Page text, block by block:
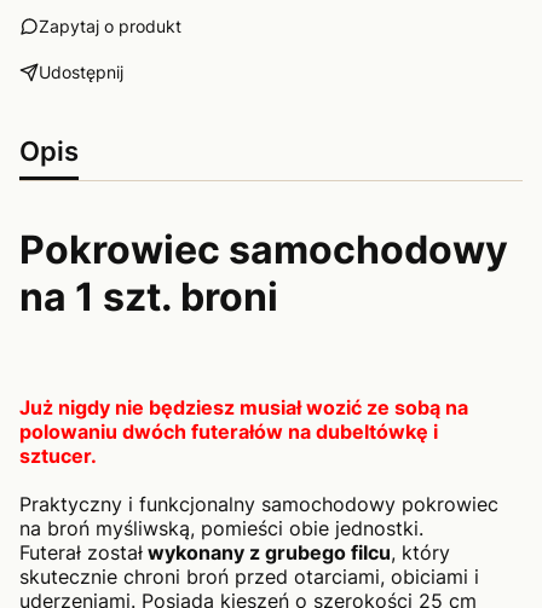
Zapytaj o produkt
Udostępnij
Opis
Pokrowiec samochodowy
na 1 szt. broni
Już nigdy nie będziesz musiał wozić ze sobą na
polowaniu dwóch futerałów na dubeltówkę i
sztucer.
Praktyczny i funkcjonalny samochodowy pokrowiec
na broń myśliwską, pomieści obie jednostki.
Futerał został wykonany z grubego filcu, który
skutecznie chroni broń przed otarciami, obiciami i
uderzeniami. Posiada kieszeń o szerokości 25 cm